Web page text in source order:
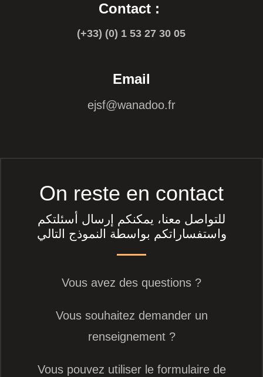
Contact :
(+33) (0) 1 53 27 30 05
Email
ejsf@wanadoo.fr
On reste en contact
للتواصل معنا، يمكنكم إرسال أسئلتكم
واستفساراتكم بواسطة النموذج التالي
Vous avez des questions ?
Vous souhaitez demander un
renseignement ?
Vous pouvez utiliser le formulaire de